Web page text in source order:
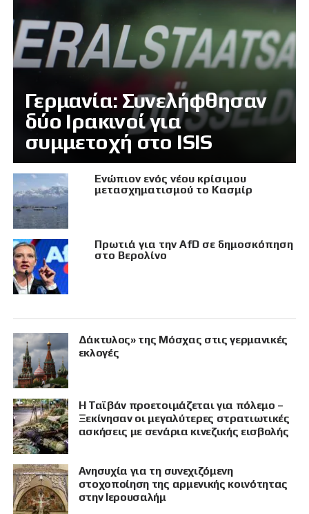
Γερμανία: Συνελήφθησαν
δύο Ιρακινοί για
συμμετοχή στο ISIS
Eνώπιον ενός νέου κρίσιμου
μετασχηματισμού το Κασμίρ
Πρωτιά για την AfD σε δημοσκόπηση
στο Βερολίνο
Δάκτυλος» της Μόσχας στις γερμανικές
εκλογές
Η Ταϊβάν προετοιμάζεται για πόλεμο –
Ξεκίνησαν οι μεγαλύτερες στρατιωτικές
ασκήσεις με σενάρια κινεζικής εισβολής
Ανησυχία για τη συνεχιζόμενη
στοχοποίηση της αρμενικής κοινότητας
στην Ιερουσαλήμ